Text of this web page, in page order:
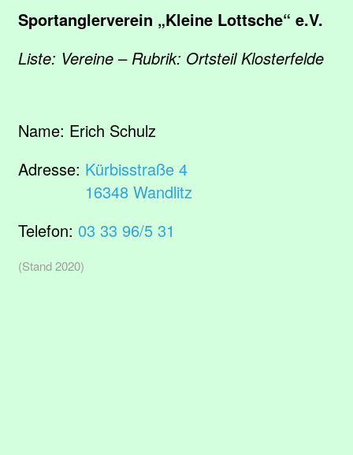
Sportanglerverein „Kleine Lottsche“ e.V.
Liste: Vereine – Rubrik: Ortsteil Klosterfelde
Name: Erich Schulz
Adresse: Kürbisstraße 4
16348 Wandlitz
Telefon: 03 33 96/5 31
(Stand 2020)